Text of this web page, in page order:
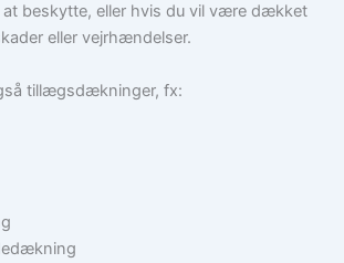
beskytte, eller hvis du vil være dækket
eller vejrhændelser.
tillægsdækninger, fx: